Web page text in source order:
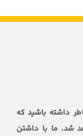
داشته باشید که
شد. ما با داشتن